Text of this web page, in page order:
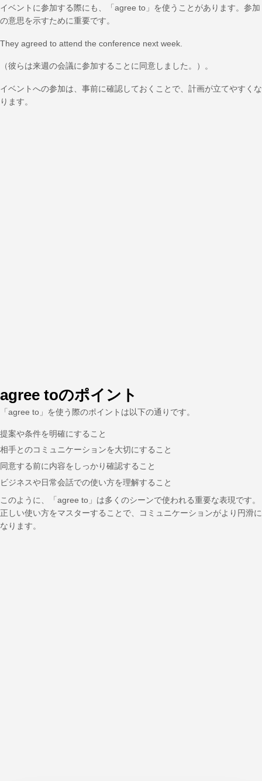
イベントに参加する際にも、「agree to」を使うことがあります。参加
の意思を示すために重要です。
They agreed to attend the conference next week.
（彼らは来週の会議に参加することに同意しました。）。
イベントへの参加は、事前に確認しておくことで、計画が立てやすくな
ります。
agree toのポイント
「agree to」を使う際のポイントは以下の通りです。
提案や条件を明確にすること
相手とのコミュニケーションを大切にすること
同意する前に内容をしっかり確認すること
ビジネスや日常会話での使い方を理解すること
このように、「agree to」は多くのシーンで使われる重要な表現です。
正しい使い方をマスターすることで、コミュニケーションがより円滑に
なります。